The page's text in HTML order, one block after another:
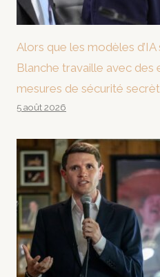
Alors que les modèles
Blanche travaille avec des
mesures de sécurité
5 août 2026